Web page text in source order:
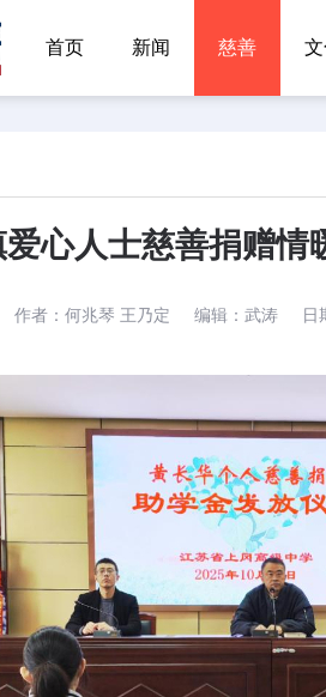
首页 新闻 慈善
心人士慈善捐赠情
作者： 何兆琴 王乃定 编辑： 武涛 日